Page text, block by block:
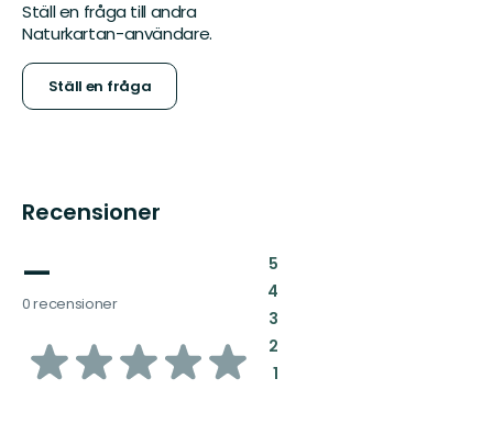
Ställ en fråga till andra
Naturkartan-användare.
Ställ en fråga
Recensioner
—
0 recensioner
av
5:
4:
3:
2:
1: